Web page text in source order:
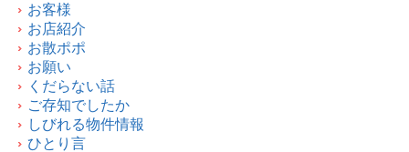
お客様
お店紹介
お散ポポ
お願い
くだらない話
ご存知でしたか
しびれる物件情報
ひとり言